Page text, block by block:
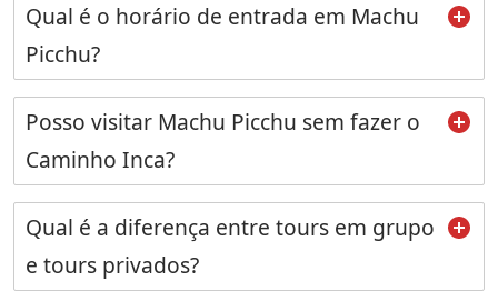
Qual é o horário de entrada em Machu
Picchu?
Posso visitar Machu Picchu sem fazer o
Caminho Inca?
Qual é a diferença entre tours em grupo
e tours privados?